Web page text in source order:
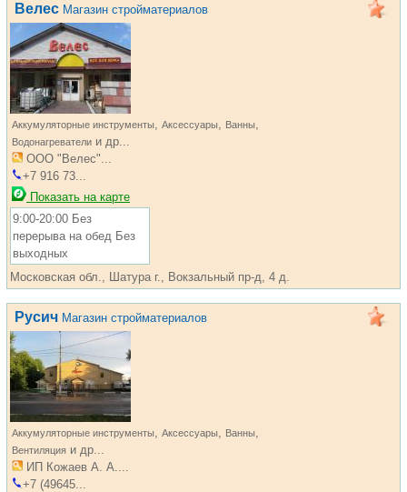
Велес Магазин стройматериалов
Аккумуляторные инструменты, Аксессуары, Ванны,
Водонагреватели и др...
ООО "Велес"...
+7 916 73...
Показать на карте
9:00-20:00 Без
перерыва на обед Без
выходных
Московская обл., Шатура г., Вокзальный пр-д, 4 д.
Русич Магазин стройматериалов
Аккумуляторные инструменты, Аксессуары, Ванны,
Вентиляция и др...
ИП Кожаев А. А....
+7 (49645...